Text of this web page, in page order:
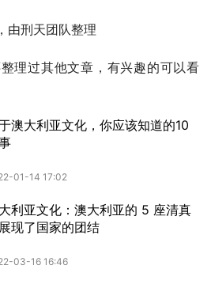
由刑天团队整理
理过其他文章，有兴趣的可以看